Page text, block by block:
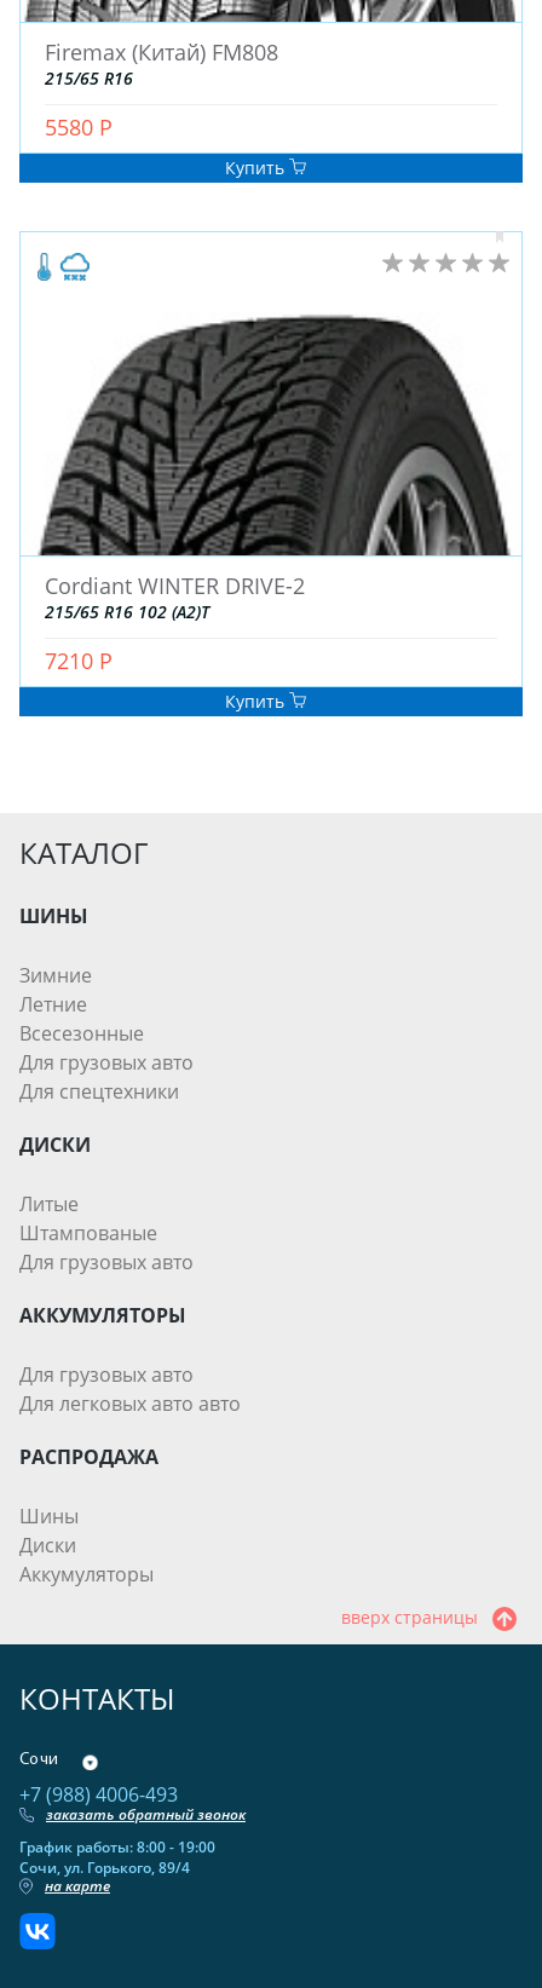
Firemax (Китай) FM808
215/65 R16
5580 Р
Купить
Cordiant WINTER DRIVE-2
215/65 R16 102 (A2)T
7210 Р
Купить
КАТАЛОГ
ШИНЫ
Зимние
Летние
Всесезонные
Для грузовых авто
Для спецтехники
ДИСКИ
Литые
Штампованые
Для грузовых авто
АККУМУЛЯТОРЫ
Для грузовых авто
Для легковых авто авто
РАСПРОДАЖА
Шины
Диски
Аккумуляторы
вверх страницы
КОНТАКТЫ
Сочи
+7 (988) 4006-493
заказать обратный звонок
График работы: 8:00 - 19:00
Сочи, ул. Горького, 89/4
на карте